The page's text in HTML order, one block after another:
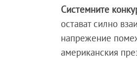
Системните
остават силно
напрежение
американския